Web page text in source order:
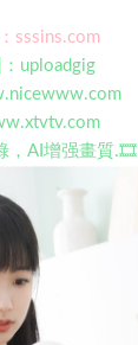
sssins.com
uploadgig
，AI增强畫質.🎞️